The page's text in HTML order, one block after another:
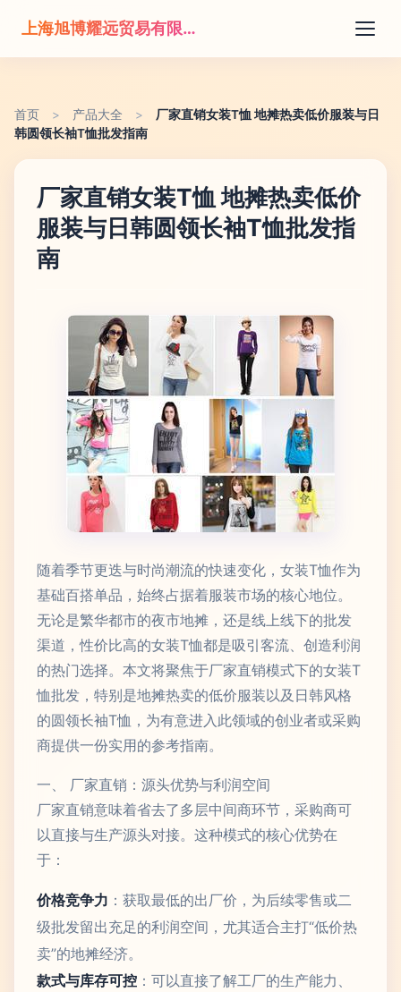
上海旭博耀远贸易有限公司
首页 > 产品大全 >
厂家直销女装T恤 地摊热卖低价服装与日
韩圆领长袖T恤批发指南
厂家直销女装T恤 地摊热卖低价
服装与日韩圆领长袖T恤批发指
南
随着季节更迭与时尚潮流的快速变化，女装T恤作为
基础百搭单品，始终占据着服装市场的核心地位。
无论是繁华都市的夜市地摊，还是线上线下的批发
渠道，性价比高的女装T恤都是吸引客流、创造利润
的热门选择。本文将聚焦于厂家直销模式下的女装T
恤批发，特别是地摊热卖的低价服装以及日韩风格
的圆领长袖T恤，为有意进入此领域的创业者或采购
商提供一份实用的参考指南。
一、 厂家直销：源头优势与利润空间
厂家直销意味着省去了多层中间商环节，采购商可
以直接与生产源头对接。这种模式的核心优势在
于：
价格竞争力 ：获取最低的出厂价，为后续零售或二
级批发留出充足的利润空间，尤其适合主打“低价热
卖”的地摊经济。
款式与库存可控 ：可以直接了解工厂的生产能力、